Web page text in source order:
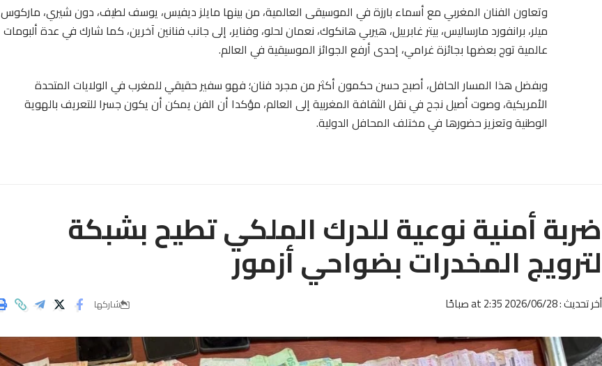
وتعاون الفنان المغربي مع أسماء بارزة في الموسيقى العالمية، من بينها مايلز ديفيس، يوسف لطيف، دون شيري، ماركوس
ميلر، برانفورد مارساليس، بيتر غابرييل، هيربي هانكوك، نعمان لحلو، وفناير، إلى جانب فنانين آخرين، كما شارك في عدة ألبومات
عالمية توج بعضها بجائزة غرامي، إحدى أرفع الجوائز الموسيقية في العالم.
وبفضل هذا المسار الحافل، أصبح حسن حكمون أكثر من مجرد فنان؛ فهو سفير حقيقي للمغرب في الولايات المتحدة
الأمريكية، وصوت أصيل نجح في نقل الثقافة المغربية إلى العالم، مؤكدا أن الفن يمكن أن يكون جسرا للتعريف بالهوية
الوطنية وتعزيز حضورها في مختلف المحافل الدولية.
ضربة أمنية نوعية للدرك الملكي تطيح بشبكة
لترويج المخدرات بضواحي أزمور
أخر تحديث : 2026/06/28 at 2:35 صباحًا شاركها